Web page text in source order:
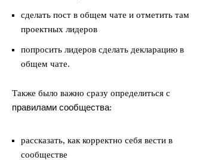
сделать пост в общем чате и отметить там
проектных лидеров
попросить лидеров сделать декларацию в
общем чате.
Также было важно сразу определиться с
правилами сообщества:
рассказать, как корректно себя вести в
сообществе